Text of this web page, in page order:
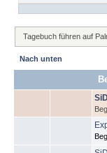
Tagebuch führen auf
Nach unten